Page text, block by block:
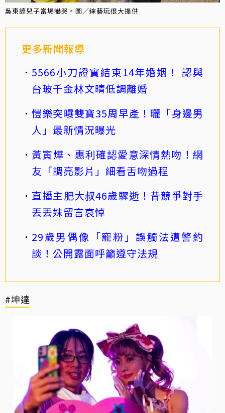
吳東諺兒子當場嚇哭。圖／綜藝玩很大提供
更多新聞報導
5566小刀證實結束14年婚姻！ 認與
台玻千金林文晴低調離婚
愷樂突曝雙寶35周早產！曬「身邊男
人」最新情況曝光
黃寅燁、惠利確認愛意深情熱吻！網
友「調亮影片」細看舌吻過程
直播主肥大叔46歲驟逝！昔競爭對手
丟丟妹留言哀悼
29歲男偶像「寵粉」誤觸法遭警約
談！公開露面呼籲遵守法規
#坤達